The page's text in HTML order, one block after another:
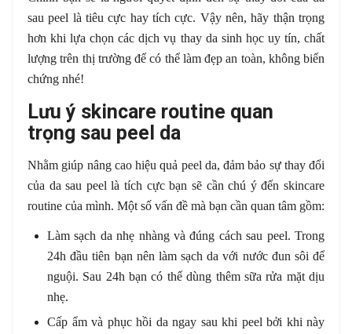
sau peel là tiêu cực hay tích cực. Vậy nên, hãy thận trọng
hơn khi lựa chọn các dịch vụ thay da sinh học uy tín, chất
lượng trên thị trường để có thể làm đẹp an toàn, không biến
chứng nhé!
Lưu ý skincare routine quan
trọng sau peel da
Nhằm giúp nâng cao hiệu quả peel da, đảm bảo sự thay đổi
của da sau peel là tích cực bạn sẽ cần chú ý đến skincare
routine của mình. Một số vấn đề mà bạn cần quan tâm gồm:
Làm sạch da nhẹ nhàng và đúng cách sau peel. Trong
24h đầu tiên bạn nên làm sạch da với nước đun sôi để
nguội. Sau 24h bạn có thể dùng thêm sữa rửa mặt dịu
nhẹ.
Cấp ẩm và phục hồi da ngay sau khi peel bởi khi này